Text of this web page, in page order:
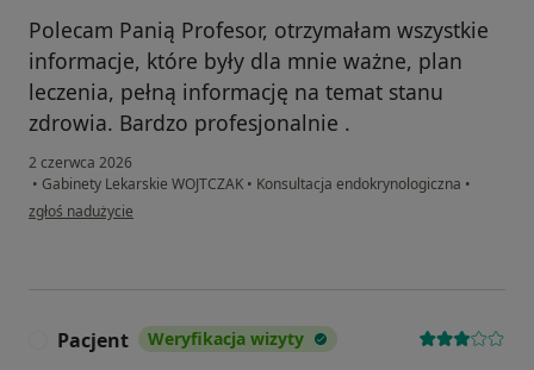
Polecam Panią Profesor, otrzymałam wszystkie
informacje, które były dla mnie ważne, plan
leczenia, pełną informację na temat stanu
zdrowia. Bardzo profesjonalnie .
2 czerwca 2026
• Gabinety Lekarskie WOJTCZAK • Konsultacja endokrynologiczna •
w opinii użytkownika AG
zgłoś nadużycie
Pacjent Weryfikacja wizyty